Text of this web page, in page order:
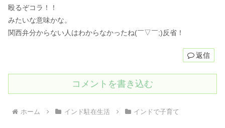
殴るぞコラ！！
みたいな意味かな。
関西弁分からない人はわからなかったね(￣▽￣;)反省！
返信
コメントを書き込む
ホーム インド駐在生活 インドで子育て